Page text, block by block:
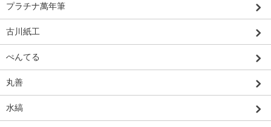
プラチナ萬年筆
古川紙工
ぺんてる
丸善
水縞